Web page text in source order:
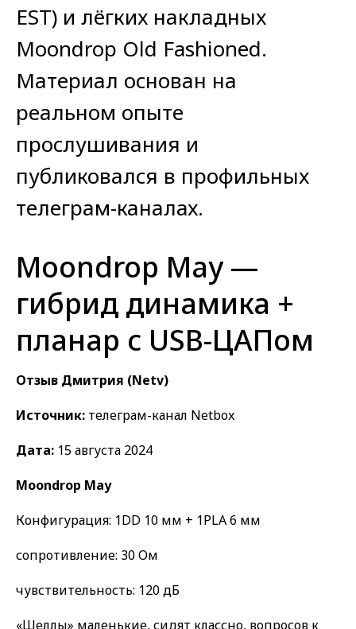
EST) и лёгких накладных
Moondrop Old Fashioned.
Материал основан на
реальном опыте
прослушивания и
публиковался в профильных
телеграм-каналах.
Moondrop May —
гибрид динамика +
планар с USB-ЦАПом
Отзыв Дмитрия (Netv)
Источник: телеграм-канал Netbox
Дата: 15 августа 2024
Moondrop May
Конфигурация: 1DD 10 мм + 1PLA 6 мм
сопротивление: 30 Ом
чувствительность: 120 дБ
«Шеллы» маленькие, сидят классно, вопросов к